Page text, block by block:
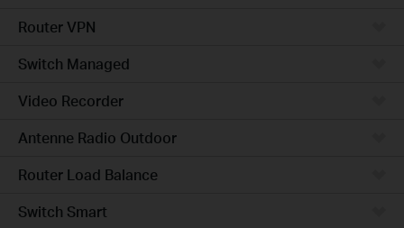
Router VPN
Switch Managed
Video Recorder
Antenne Radio Outdoor
Router Load Balance
Switch Smart